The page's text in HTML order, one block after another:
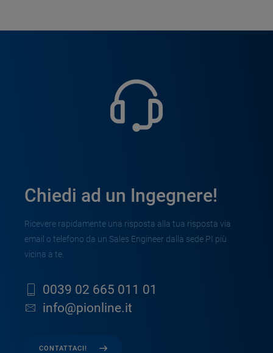
Chiedi ad un Ingegnere!
Ricevere rapidamente una risposta alla tua risposta via
email o telefono da un Sales Engineer dalla sede PI più
vicina a te.
0039 02 665 011 01
info@pionline.it
CONTATTACI!